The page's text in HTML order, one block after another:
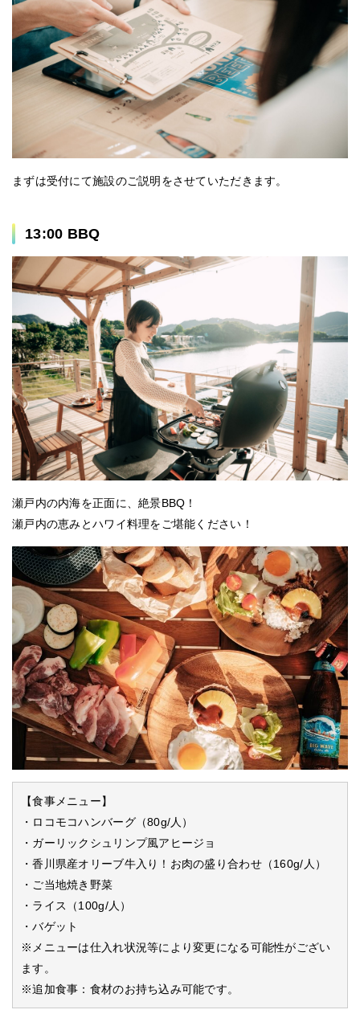
まずは受付にて施設のご説明をさせていただきます。
13:00 BBQ
瀬戸内の内海を正面に、絶景BBQ！
瀬戸内の恵みとハワイ料理をご堪能ください！
【食事メニュー】
・ロコモコハンバーグ（80g/人）
・ガーリックシュリンプ風アヒージョ
・香川県産オリーブ牛入り！お肉の盛り合わせ（160g/人）
・ご当地焼き野菜
・ライス（100g/人）
・バゲット
※メニューは仕入れ状況等により変更になる可能性がござい
ます。
※追加食事：食材のお持ち込み可能です。